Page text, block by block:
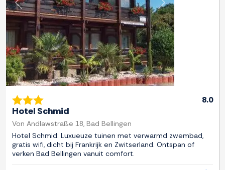
Previous Next
8.0
Hotel Schmid
Von Andlawstraße 18, Bad Bellingen
Hotel Schmid: Luxueuze tuinen met verwarmd zwembad,
gratis wifi, dicht bij Frankrijk en Zwitserland. Ontspan of
verken Bad Bellingen vanuit comfort.